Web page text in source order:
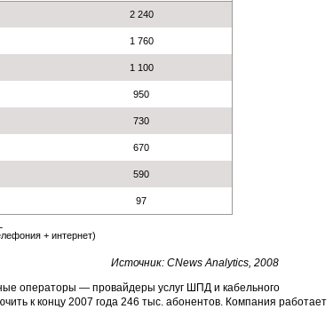
2 240
1 760
1 100
950
730
670
590
97
+ интернет)
Источник: CNews Analytics, 2008
операторы — провайдеры услуг ШПД и кабельного
к концу 2007 года 246 тыс. абонентов. Компания работает